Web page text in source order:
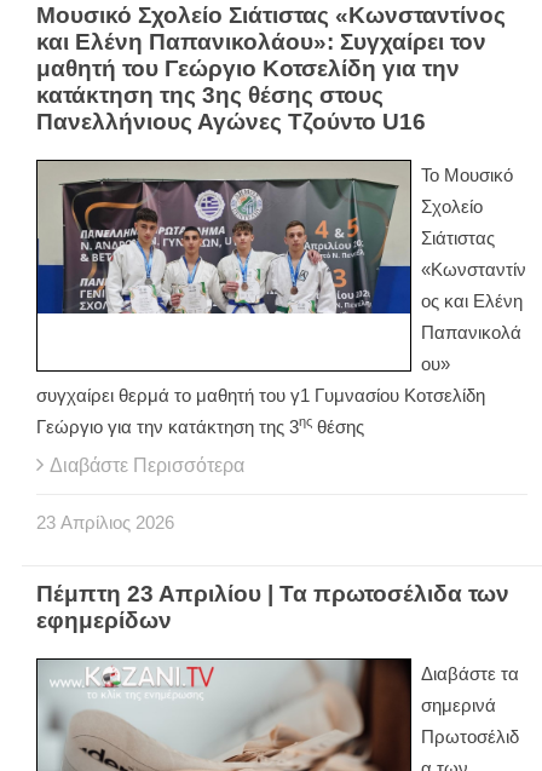
Μουσικό Σχολείο Σιάτιστας «Κωνσταντίνος
και Ελένη Παπανικολάου»: Συγχαίρει τον
μαθητή του Γεώργιο Κοτσελίδη για την
κατάκτηση της 3ης θέσης στους
Πανελλήνιους Αγώνες Τζούντο U16
Το Μουσικό
Σχολείο
Σιάτιστας
«Κωνσταντίν
ος και Ελένη
Παπανικολά
ου»
συγχαίρει θερμά το μαθητή του γ1 Γυμνασίου Κοτσελίδη
Γεώργιο για την κατάκτηση της 3ης θέσης
Διαβάστε Περισσότερα
23 Απρίλιος 2026
Πέμπτη 23 Απριλίου | Τα πρωτοσέλιδα των
εφημερίδων
Διαβάστε τα
σημερινά
Πρωτοσέλιδ